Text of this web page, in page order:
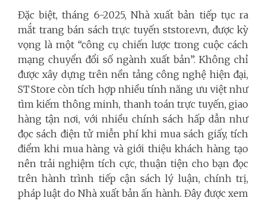
Đặc biệt, tháng 6-2025, Nhà xuất bản tiếp tục ra
mắt trang bán sách trực tuyến ststore.vn, được kỳ
vọng là một “công cụ chiến lược trong cuộc cách
mạng chuyển đổi số ngành xuất bản”. Không chỉ
được xây dựng trên nền tảng công nghệ hiện đại,
ST Store còn tích hợp nhiều tính năng ưu việt như
tìm kiếm thông minh, thanh toán trực tuyến, giao
hàng tận nơi, với nhiều chính sách hấp dẫn như
đọc sách điện tử miễn phí khi mua sách giấy, tích
điểm khi mua hàng và giới thiệu khách hàng tạo
nên trải nghiệm tích cực, thuận tiện cho bạn đọc
trên hành trình tiếp cận sách lý luận, chính trị,
pháp luật do Nhà xuất bản ấn hành. Đây được xem